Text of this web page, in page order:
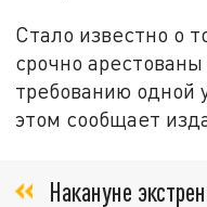
Стало известно о
срочно
требованию одной
этом сообщает
Накануне